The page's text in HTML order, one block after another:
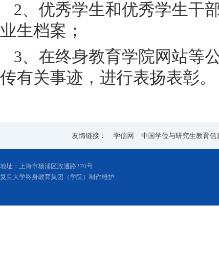
2、优秀学生和优秀学生干
业生档案；
3、在终身教育学院网站等
传有关事迹，进行表扬表彰。
友情链接： 学信网 中国学位与研究生教育信
地址：上海市杨浦区政通路270号
复旦大学终身教育集团（学院）制作维护